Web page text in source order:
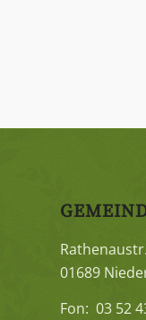
01689
Fon: 03 52